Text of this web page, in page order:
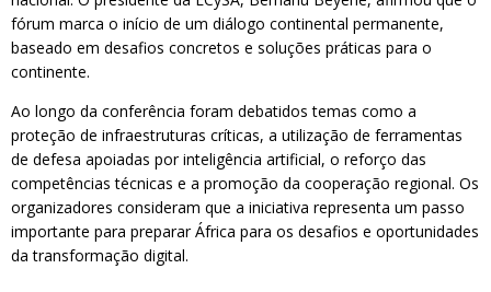
fórum marca o início de um diálogo continental permanente,
baseado em desafios concretos e soluções práticas para o
continente.
Ao longo da conferência foram debatidos temas como a
proteção de infraestruturas críticas, a utilização de ferramentas
de defesa apoiadas por inteligência artificial, o reforço das
competências técnicas e a promoção da cooperação regional. Os
organizadores consideram que a iniciativa representa um passo
importante para preparar África para os desafios e oportunidades
da transformação digital.